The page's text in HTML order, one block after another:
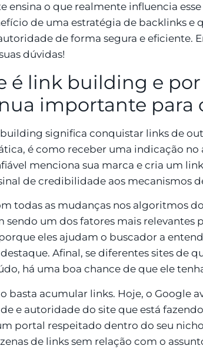
ensina o que realmente influencia
de uma estratégia de backlinks e
de forma segura e eficiente.
dúvidas!
é link building e
importante para
significa conquistar links de
é como receber uma indicação
menciona sua marca e cria um
de credibilidade aos mecanismos
todas as mudanças nos algoritmos
sendo um dos fatores mais relevantes
eles ajudam o buscador a
Afinal, se diferentes sites de
há uma boa chance de que ele
basta acumular links. Hoje, o Google
e autoridade do site que está
portal respeitado dentro do seu
de links sem relação com o